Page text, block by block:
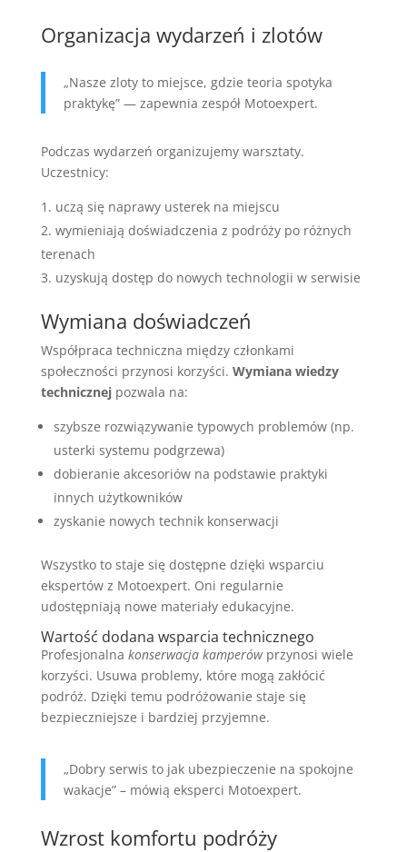
Organizacja wydarzeń i zlotów
„Nasze zloty to miejsce, gdzie teoria spotyka
praktykę” — zapewnia zespół Motoexpert.
Podczas wydarzeń organizujemy warsztaty.
Uczestnicy:
uczą się naprawy usterek na miejscu
wymieniają doświadczenia z podróży po różnych
terenach
uzyskują dostęp do nowych technologii w serwisie
Wymiana doświadczeń
Współpraca techniczna między członkami
społeczności przynosi korzyści. Wymiana wiedzy
technicznejpozwala na:
szybsze rozwiązywanie typowych problemów (np.
usterki systemu podgrzewa)
dobieranie akcesoriów na podstawie praktyki
innych użytkowników
zyskanie nowych technik konserwacji
Wszystko to staje się dostępne dzięki wsparciu
ekspertów z Motoexpert. Oni regularnie
udostępniają nowe materiały edukacyjne.
Wartość dodana wsparcia technicznego
Profesjonalna konserwacja kamperówprzynosi wiele
korzyści. Usuwa problemy, które mogą zakłócić
podróż. Dzięki temu podróżowanie staje się
bezpieczniejsze i bardziej przyjemne.
„Dobry serwis to jak ubezpieczenie na spokojne
wakacje” – mówią eksperci Motoexpert.
Wzrost komfortu podróży